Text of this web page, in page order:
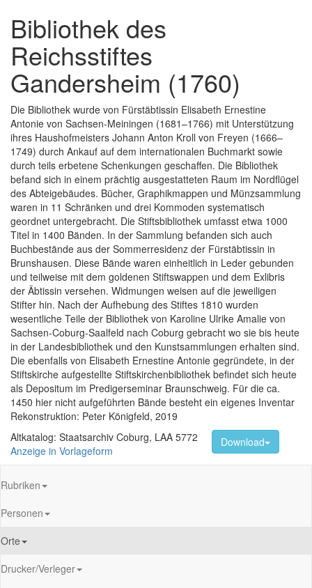
Bibliothek des
Reichsstiftes
Gandersheim (1760)
Die Bibliothek wurde von Fürstäbtissin Elisabeth Ernestine
Antonie von Sachsen-Meiningen (1681–1766) mit Unterstützung
ihres Haushofmeisters Johann Anton Kroll von Freyen (1666–
1749) durch Ankauf auf dem internationalen Buchmarkt sowie
durch teils erbetene Schenkungen geschaffen. Die Bibliothek
befand sich in einem prächtig ausgestatteten Raum im Nordflügel
des Abteigebäudes. Bücher, Graphikmappen und Münzsammlung
waren in 11 Schränken und drei Kommoden systematisch
geordnet untergebracht. Die Stiftsbibliothek umfasst etwa 1000
Titel in 1400 Bänden. In der Sammlung befanden sich auch
Buchbestände aus der Sommerresidenz der Fürstäbtissin in
Brunshausen. Diese Bände waren einheitlich in Leder gebunden
und teilweise mit dem goldenen Stiftswappen und dem Exlibris
der Äbtissin versehen. Widmungen weisen auf die jeweiligen
Stifter hin. Nach der Aufhebung des Stiftes 1810 wurden
wesentliche Teile der Bibliothek von Karoline Ulrike Amalie von
Sachsen-Coburg-Saalfeld nach Coburg gebracht wo sie bis heute
in der Landesbibliothek und den Kunstsammlungen erhalten sind.
Die ebenfalls von Elisabeth Ernestine Antonie gegründete, in der
Stiftskirche aufgestellte Stiftskirchenbibliothek befindet sich heute
als Depositum im Predigerseminar Braunschweig. Für die ca.
1450 hier nicht aufgeführten Bände besteht ein eigenes Inventar
Rekonstruktion: Peter Königfeld, 2019
Altkatalog: Staatsarchiv Coburg, LAA 5772
Anzeige in Vorlageform
Download
Rubriken
Personen
Orte
Drucker/Verleger